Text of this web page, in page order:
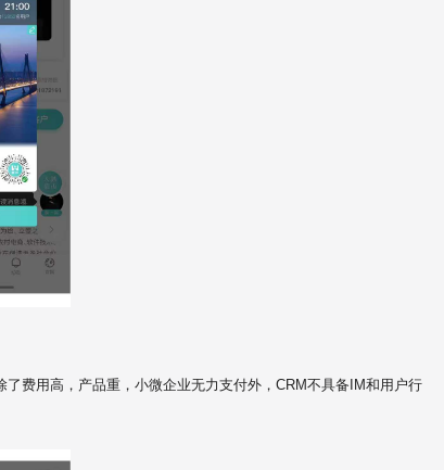
费用高，产品重，小微企业无力支付外，CRM不具备IM和用户行